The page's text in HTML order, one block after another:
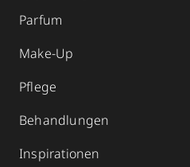
Parfum
Make-Up
Pflege
Behandlungen
Inspirationen